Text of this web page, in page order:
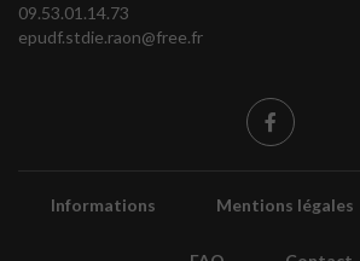
09.53.01.14.73
epudf.stdie.raon@free.fr
Informations Mentions légales